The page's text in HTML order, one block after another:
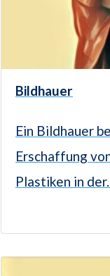
Bildhauer
Ein Bildhauer
Erschaffung
Plastiken in